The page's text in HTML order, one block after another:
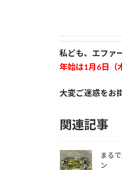
私ども、エファ
年始は1月6日（
大変ご迷惑をお
関連記事
まる
ン